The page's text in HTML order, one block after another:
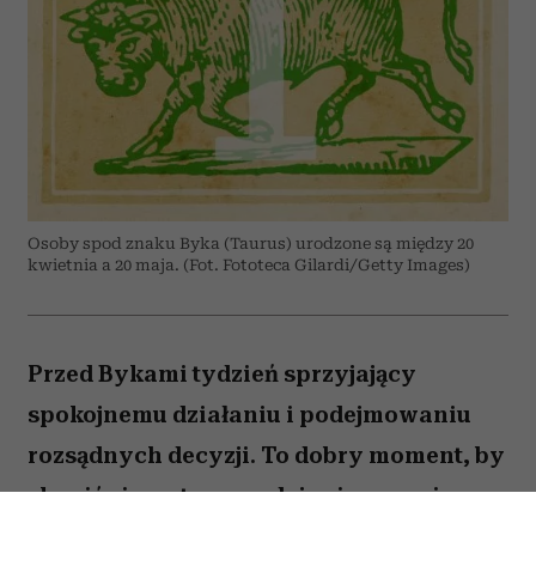
Osoby spod znaku Byka (Taurus) urodzone są między 20
kwietnia a 20 maja. (Fot. Fototeca Gilardi/Getty Images)
Przed Bykami tydzień sprzyjający
spokojnemu działaniu i podejmowaniu
rozsądnych decyzji. To dobry moment, by
skupić się na tym, co daje ci poczucie